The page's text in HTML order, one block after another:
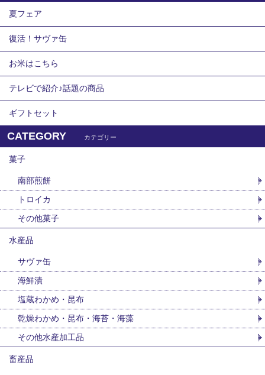
夏フェア
復活！サヴァ缶
お米はこちら
テレビで紹介♪話題の商品
ギフトセット
CATEGORY カテゴリー
菓子
南部煎餅
トロイカ
その他菓子
水産品
サヴァ缶
海鮮漬
塩蔵わかめ・昆布
乾燥わかめ・昆布・海苔・海藻
その他水産加工品
畜産品